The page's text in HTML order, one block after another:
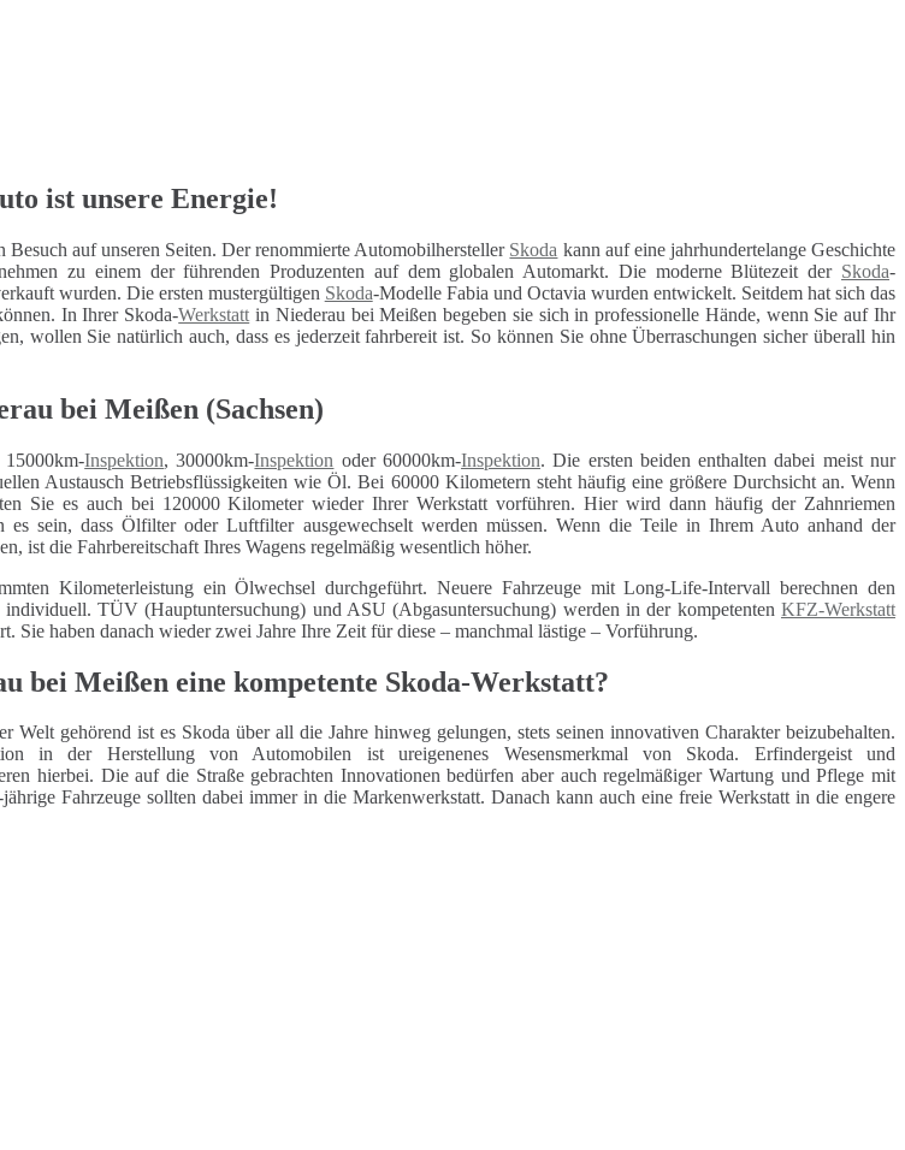
ist unsere Energie!
auf unseren Seiten. Der renommierte Automobilhersteller Skoda kann auf eine jahrhundertelange Geschichte
zu einem der führenden Produzenten auf dem globalen Automarkt. Die moderne Blütezeit der Skoda-
wurden. Die ersten mustergültigen Skoda-Modelle Fabia und Octavia wurden entwickelt. Seitdem hat sich das
In Ihrer Skoda-Werkstatt in Niederau bei Meißen begeben sie sich in professionelle Hände, wenn Sie auf Ihr
Sie natürlich auch, dass es jederzeit fahrbereit ist. So können Sie ohne Überraschungen sicher überall hin
bei Meißen (Sachsen)
Inspektion, 30000km-Inspektion oder 60000km-Inspektion. Die ersten beiden enthalten dabei meist nur
Austausch Betriebsflüssigkeiten wie Öl. Bei 60000 Kilometern steht häufig eine größere Durchsicht an. Wenn
Sie es auch bei 120000 Kilometer wieder Ihrer Werkstatt vorführen. Hier wird dann häufig der Zahnriemen
es sein, dass Ölfilter oder Luftfilter ausgewechselt werden müssen. Wenn die Teile in Ihrem Auto anhand der
ist die Fahrbereitschaft Ihres Wagens regelmäßig wesentlich höher.
Kilometerleistung ein Ölwechsel durchgeführt. Neuere Fahrzeuge mit Long-Life-Intervall berechnen den
TÜV (Hauptuntersuchung) und ASU (Abgasuntersuchung) werden in der kompetenten KFZ-Werkstatt
Sie haben danach wieder zwei Jahre Ihre Zeit für diese – manchmal lästige – Vorführung.
bei Meißen eine kompetente Skoda-Werkstatt?
Welt gehörend ist es Skoda über all die Jahre hinweg gelungen, stets seinen innovativen Charakter beizubehalten.
in der Herstellung von Automobilen ist ureigenenes Wesensmerkmal von Skoda. Erfindergeist und
hierbei. Die auf die Straße gebrachten Innovationen bedürfen aber auch regelmäßiger Wartung und Pflege mit
Fahrzeuge sollten dabei immer in die Markenwerkstatt. Danach kann auch eine freie Werkstatt in die engere